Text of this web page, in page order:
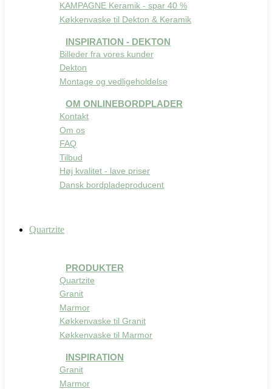
KAMPAGNE Keramik - spar 40 %
Køkkenvaske til Dekton & Keramik
INSPIRATION - DEKTON
Billeder fra vores kunder
Dekton
Montage og vedligeholdelse
OM ONLINEBORDPLADER
Kontakt
Om os
FAQ
Tilbud
Høj kvalitet - lave priser
Dansk bordpladeproducent
Quartzite
PRODUKTER
Quartzite
Granit
Marmor
Køkkenvaske til Granit
Køkkenvaske til Marmor
INSPIRATION
Granit
Marmor